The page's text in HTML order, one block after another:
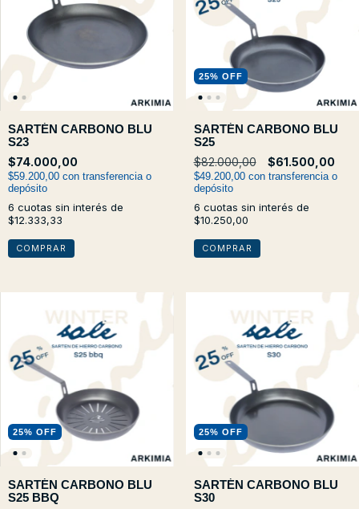
SARTÉN CARBONO BLU
S23
$74.000,00
$59.200,00 con transferencia o
depósito
6 cuotas sin interés de
$12.333,33
25% OFF
SARTÉN CARBONO BLU
S25
$82.000,00
$61.500,00
$49.200,00 con transferencia o
depósito
6 cuotas sin interés de
$10.250,00
25% OFF
SARTÉN CARBONO BLU
S25 BBQ
25% OFF
SARTÉN CARBONO BLU
S30